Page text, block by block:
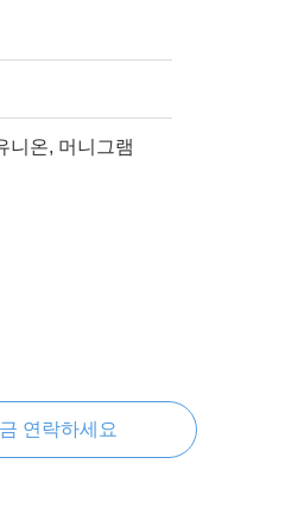
니온, 머니그램
연락하세요